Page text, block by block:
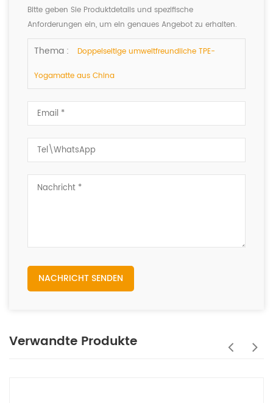
Bitte geben Sie Produktdetails und spezifische
Anforderungen ein, um ein genaues Angebot zu erhalten.
Wir werden Ihnen so schnell wie möglich antworten.
Thema : Doppelseitige umweltfreundliche TPE-
Yogamatte aus China
NACHRICHT SENDEN
Verwandte Produkte